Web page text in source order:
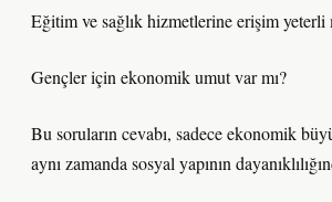
Eğitim ve sağlık hizmetlerine erişim yeterli
Gençler için ekonomik umut var mı?
Bu soruların cevabı, sadece ekonomik
aynı zamanda sosyal yapının